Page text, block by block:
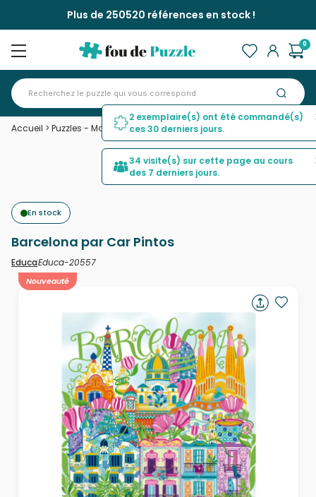
Plus de 250520 références en stock !
0
Accueil > Puzzles - Monuments>Barcelona par Car Pintos
En stock
Barcelona par Car Pintos
EducaEduca-20557
Nouveauté
2 exemplaire(s) ont été commandé(s)
ces 30 derniers jours.
34 visite(s) sur cette page au cours
des 7 derniers jours.